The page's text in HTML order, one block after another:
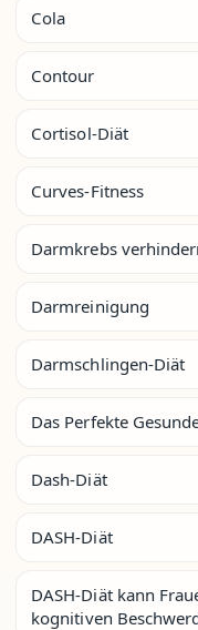
Cola
Contour
Cortisol-Diät
Curves-Fitness
Darmkrebs
Darmreinigung
Darmschlingen-Diät
Das Perfekte
Dash-Diät
DASH-Diät
DASH-Diät kann
kognitiven